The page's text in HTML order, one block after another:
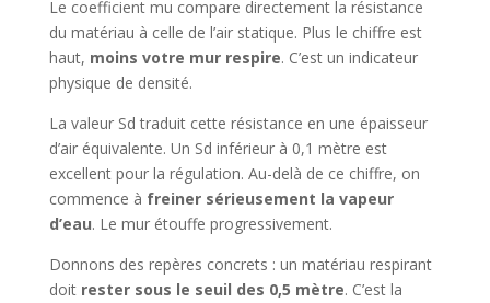
Le coefficient mu compare directement la résistance
du matériau à celle de l’air statique. Plus le chiffre est
haut, moins votre mur respire. C’est un indicateur
physique de densité.
La valeur Sd traduit cette résistance en une épaisseur
d’air équivalente. Un Sd inférieur à 0,1 mètre est
excellent pour la régulation. Au-delà de ce chiffre, on
commence à freiner sérieusement la vapeur
d’eau. Le mur étouffe progressivement.
Donnons des repères concrets : un matériau respirant
doit rester sous le seuil des 0,5 mètre. C’est la